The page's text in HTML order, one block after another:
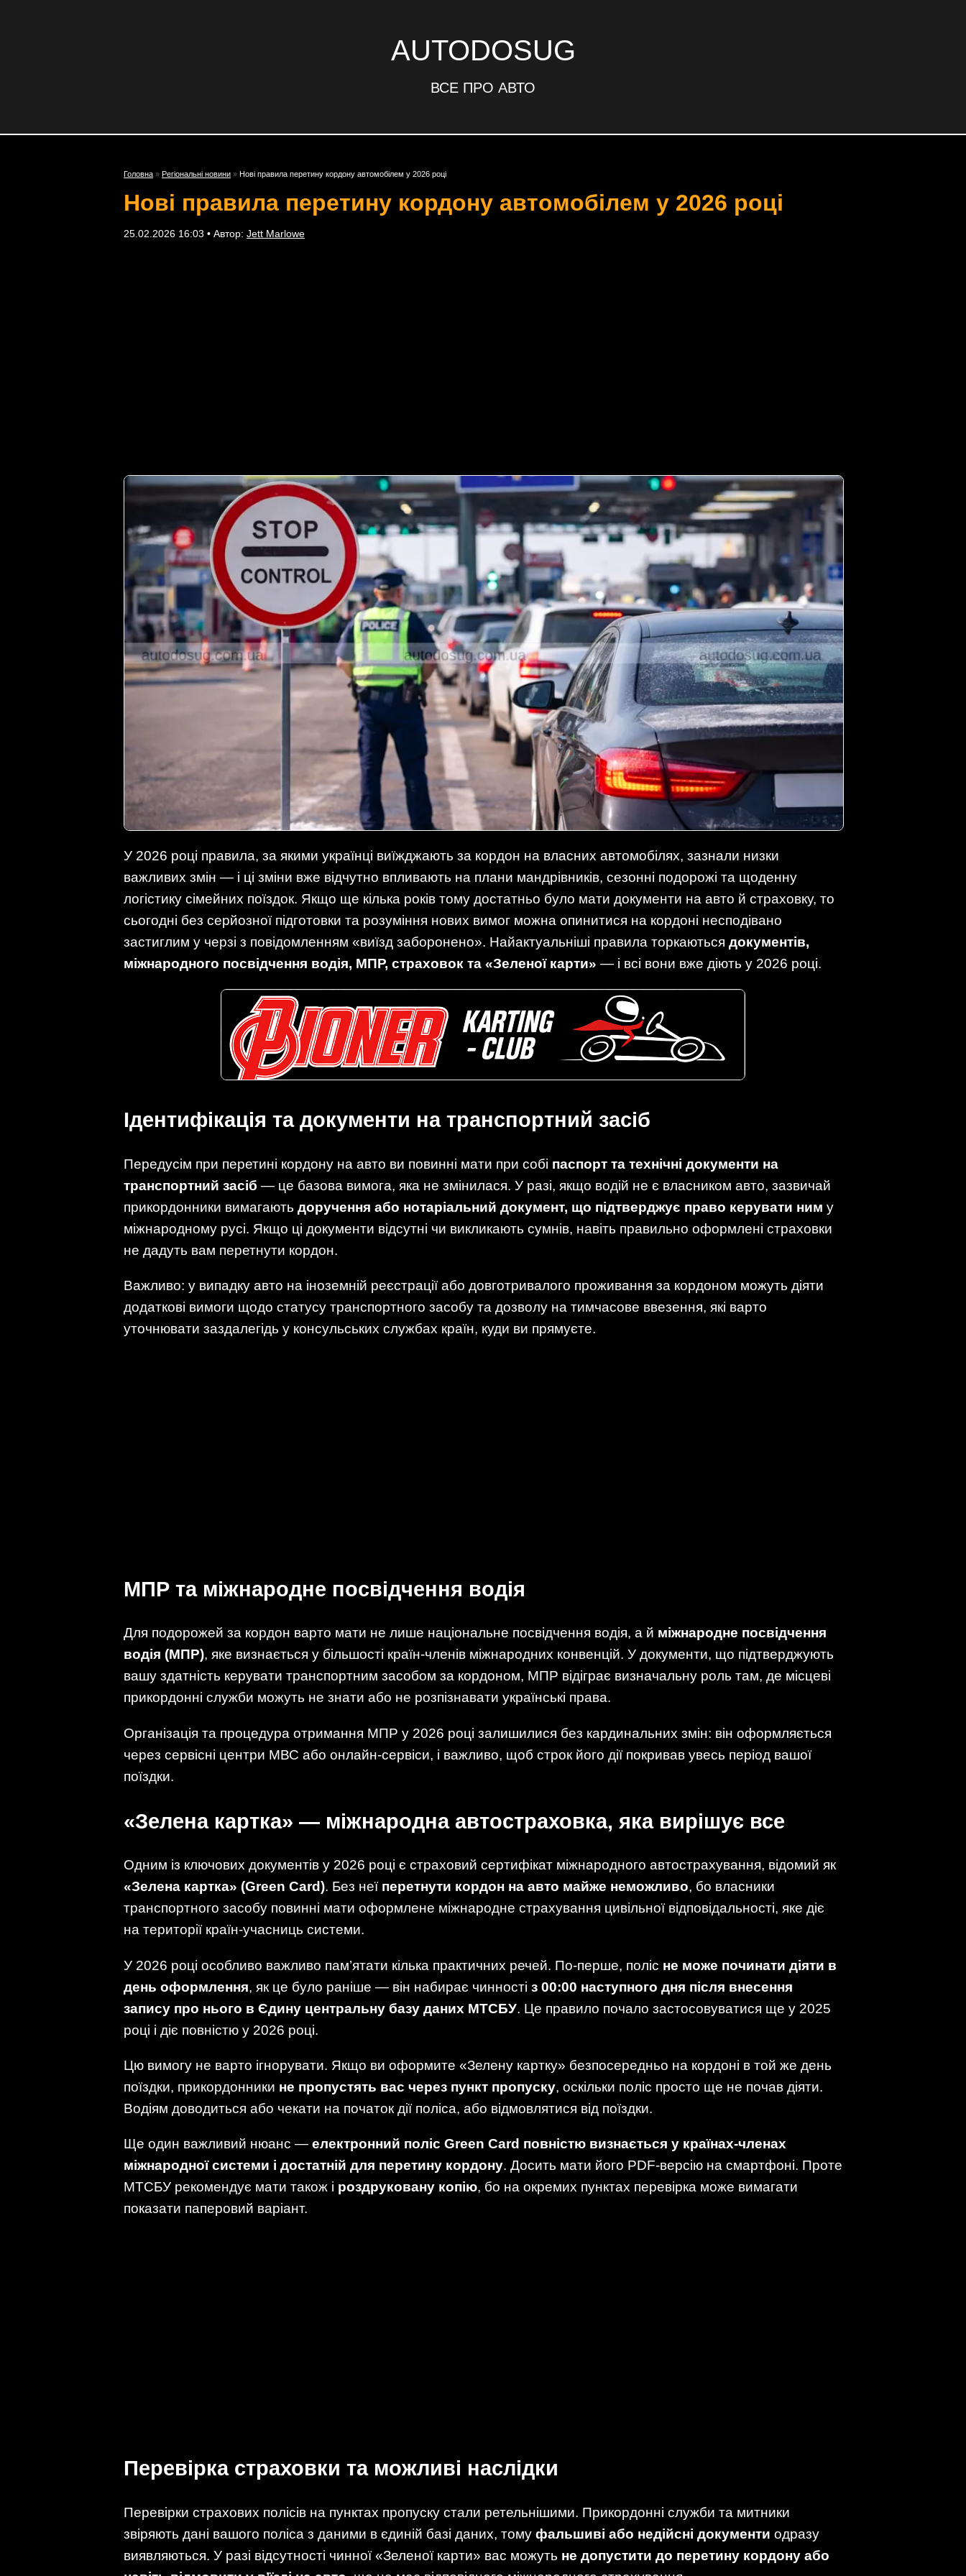
AUTODOSUG
ВСЕ ПРО АВТО
Головна » Регіональні новини » Нові правила перетину кордону автомобілем у 2026 році
Нові правила перетину кордону автомобілем у 2026 році
25.02.2026 16:03 • Автор: Jett Marlowe
У 2026 році правила, за якими українці виїжджають за кордон на власних автомобілях, зазнали низки
важливих змін — і ці зміни вже відчутно впливають на плани мандрівників, сезонні подорожі та щоденну
логістику сімейних поїздок. Якщо ще кілька років тому достатньо було мати документи на авто й страховку, то
сьогодні без серйозної підготовки та розуміння нових вимог можна опинитися на кордоні несподівано
застиглим у черзі з повідомленням «виїзд заборонено». Найактуальніші правила торкаються документів,
міжнародного посвідчення водія, МПР, страховок та «Зеленої карти» — і всі вони вже діють у 2026 році.
Ідентифікація та документи на транспортний засіб
Передусім при перетині кордону на авто ви повинні мати при собі паспорт та технічні документи на
транспортний засіб — це базова вимога, яка не змінилася. У разі, якщо водій не є власником авто, зазвичай
прикордонники вимагають доручення або нотаріальний документ, що підтверджує право керувати ним у
міжнародному русі. Якщо ці документи відсутні чи викликають сумнів, навіть правильно оформлені страховки
не дадуть вам перетнути кордон.
Важливо: у випадку авто на іноземній реєстрації або довготривалого проживання за кордоном можуть діяти
додаткові вимоги щодо статусу транспортного засобу та дозволу на тимчасове ввезення, які варто
уточнювати заздалегідь у консульських службах країн, куди ви прямуєте.
МПР та міжнародне посвідчення водія
Для подорожей за кордон варто мати не лише національне посвідчення водія, а й міжнародне посвідчення
водія (МПР), яке визнається у більшості країн-членів міжнародних конвенцій. У документи, що підтверджують
вашу здатність керувати транспортним засобом за кордоном, МПР відіграє визначальну роль там, де місцеві
прикордонні служби можуть не знати або не розпізнавати українські права.
Організація та процедура отримання МПР у 2026 році залишилися без кардинальних змін: він оформляється
через сервісні центри МВС або онлайн-сервіси, і важливо, щоб строк його дії покривав увесь період вашої
поїздки.
«Зелена картка» — міжнародна автостраховка, яка вирішує все
Одним із ключових документів у 2026 році є страховий сертифікат міжнародного автострахування, відомий як
«Зелена картка» (Green Card). Без неї перетнути кордон на авто майже неможливо, бо власники
транспортного засобу повинні мати оформлене міжнародне страхування цивільної відповідальності, яке діє
на території країн-учасниць системи.
У 2026 році особливо важливо пам’ятати кілька практичних речей. По-перше, поліс не може починати діяти в
день оформлення, як це було раніше — він набирає чинності з 00:00 наступного дня після внесення
запису про нього в Єдину центральну базу даних МТСБУ. Це правило почало застосовуватися ще у 2025
році і діє повністю у 2026 році.
Цю вимогу не варто ігнорувати. Якщо ви оформите «Зелену картку» безпосередньо на кордоні в той же день
поїздки, прикордонники не пропустять вас через пункт пропуску, оскільки поліс просто ще не почав діяти.
Водіям доводиться або чекати на початок дії поліса, або відмовлятися від поїздки.
Ще один важливий нюанс — електронний поліс Green Card повністю визнається у країнах-членах
міжнародної системи і достатній для перетину кордону. Досить мати його PDF-версію на смартфоні. Проте
МТСБУ рекомендує мати також і роздруковану копію, бо на окремих пунктах перевірка може вимагати
показати паперовий варіант.
Перевірка страховки та можливі наслідки
Перевірки страхових полісів на пунктах пропуску стали ретельнішими. Прикордонні служби та митники
звіряють дані вашого поліса з даними в єдиній базі даних, тому фальшиві або недійсні документи одразу
виявляються. У разі відсутності чинної «Зеленої карти» вас можуть не допустити до перетину кордону або